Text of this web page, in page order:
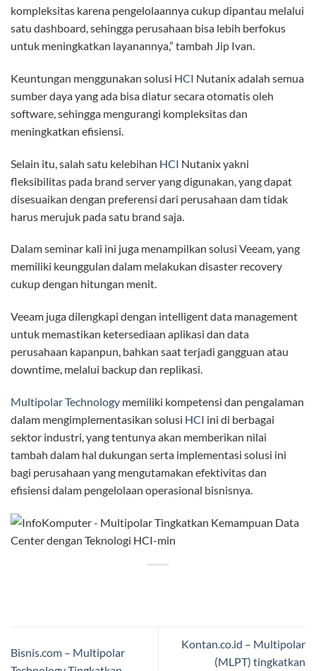
kompleksitas karena pengelolaannya cukup dipantau melalui
satu dashboard, sehingga perusahaan bisa lebih berfokus
untuk meningkatkan layanannya,” tambah Jip Ivan.
Keuntungan menggunakan solusi HCI Nutanix adalah semua
sumber daya yang ada bisa diatur secara otomatis oleh
software, sehingga mengurangi kompleksitas dan
meningkatkan efisiensi.
Selain itu, salah satu kelebihan HCI Nutanix yakni
fleksibilitas pada brand server yang digunakan, yang dapat
disesuaikan dengan preferensi dari perusahaan dam tidak
harus merujuk pada satu brand saja.
Dalam seminar kali ini juga menampilkan solusi Veeam, yang
memiliki keunggulan dalam melakukan disaster recovery
cukup dengan hitungan menit.
Veeam juga dilengkapi dengan intelligent data management
untuk memastikan ketersediaan aplikasi dan data
perusahaan kapanpun, bahkan saat terjadi gangguan atau
downtime, melalui backup dan replikasi.
Multipolar Technology memiliki kompetensi dan pengalaman
dalam mengimplementasikan solusi HCI ini di berbagai
sektor industri, yang tentunya akan memberikan nilai
tambah dalam hal dukungan serta implementasi solusi ini
bagi perusahaan yang mengutamakan efektivitas dan
efisiensi dalam pengelolaan operasional bisnisnya.
Bisnis.com – Multipolar
Kontan.co.id – Multipolar
(MLPT) tingkatkan